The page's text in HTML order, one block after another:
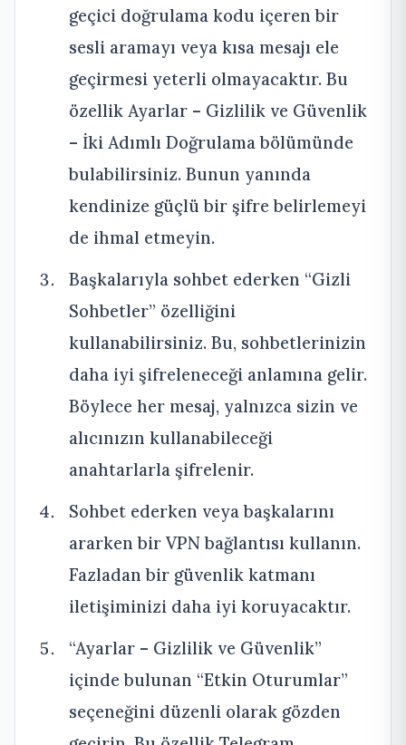
geçici doğrulama kodu içeren bir
sesli aramayı veya kısa mesajı ele
geçirmesi yeterli olmayacaktır. Bu
özellik Ayarlar – Gizlilik ve Güvenlik
– İki Adımlı Doğrulama bölümünde
bulabilirsiniz. Bunun yanında
kendinize güçlü bir şifre belirlemeyi
de ihmal etmeyin.
Başkalarıyla sohbet ederken “Gizli
Sohbetler” özelliğini
kullanabilirsiniz. Bu, sohbetlerinizin
daha iyi şifreleneceği anlamına gelir.
Böylece her mesaj, yalnızca sizin ve
alıcınızın kullanabileceği
anahtarlarla şifrelenir.
Sohbet ederken veya başkalarını
ararken bir VPN bağlantısı kullanın.
Fazladan bir güvenlik katmanı
iletişiminizi daha iyi koruyacaktır.
“Ayarlar – Gizlilik ve Güvenlik”
içinde bulunan “Etkin Oturumlar”
seçeneğini düzenli olarak gözden